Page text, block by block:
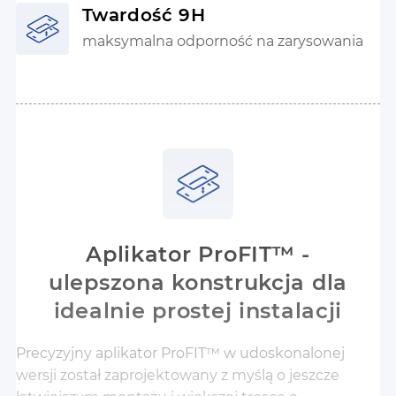
Twardość 9H
maksymalna odporność na zarysowania
Aplikator ProFIT™ -
ulepszona konstrukcja dla
idealnie prostej instalacji
Precyzyjny aplikator ProFIT™ w udoskonalonej
wersji został zaprojektowany z myślą o jeszcze